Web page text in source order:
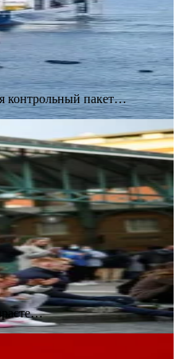
контрольный пакет…